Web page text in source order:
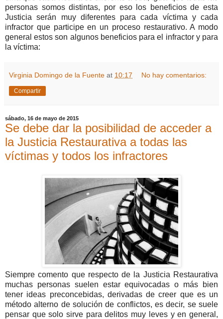
personas somos distintas, por eso los beneficios de esta
Justicia serán muy diferentes para cada víctima y cada
infractor que participe en un proceso restaurativo. A modo
general estos son algunos beneficios para el infractor y para
la víctima:
Virginia Domingo de la Fuente at 10:17 No hay comentarios:
Compartir
sábado, 16 de mayo de 2015
Se debe dar la posibilidad de acceder a
la Justicia Restaurativa a todas las
víctimas y todos los infractores
Siempre comento que respecto de la Justicia Restaurativa
muchas personas suelen estar equivocadas o más bien
tener ideas preconcebidas, derivadas de creer que es un
método alterno de solución de conflictos, es decir, se suele
pensar que solo sirve para delitos muy leves y en general,